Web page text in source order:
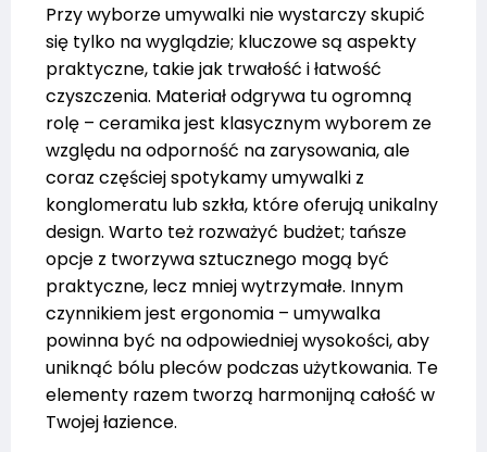
Przy wyborze umywalki nie wystarczy skupić
się tylko na wyglądzie; kluczowe są aspekty
praktyczne, takie jak trwałość i łatwość
czyszczenia. Materiał odgrywa tu ogromną
rolę – ceramika jest klasycznym wyborem ze
względu na odporność na zarysowania, ale
coraz częściej spotykamy umywalki z
konglomeratu lub szkła, które oferują unikalny
design. Warto też rozważyć budżet; tańsze
opcje z tworzywa sztucznego mogą być
praktyczne, lecz mniej wytrzymałe. Innym
czynnikiem jest ergonomia – umywalka
powinna być na odpowiedniej wysokości, aby
uniknąć bólu pleców podczas użytkowania. Te
elementy razem tworzą harmonijną całość w
Twojej łazience.